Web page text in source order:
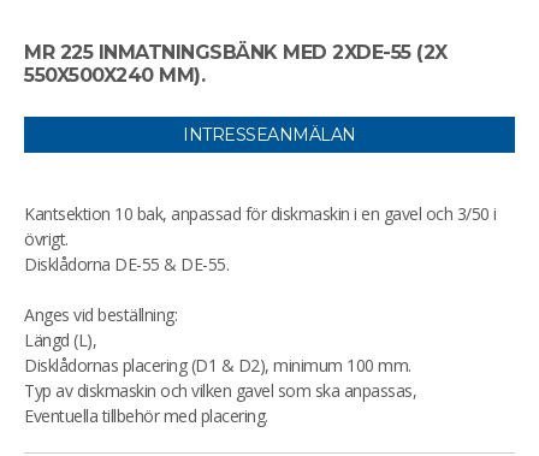
MR 225 INMATNINGSBÄNK MED 2XDE-55 (2X
550X500X240 MM).
INTRESSEANMÄLAN
Kantsektion 10 bak, anpassad för diskmaskin i en gavel och 3/50 i
övrigt.
Disklådorna DE-55 & DE-55.
Anges vid beställning:
Längd (L),
Disklådornas placering (D1 & D2), minimum 100 mm.
Typ av diskmaskin och vilken gavel som ska anpassas,
Eventuella tillbehör med placering.